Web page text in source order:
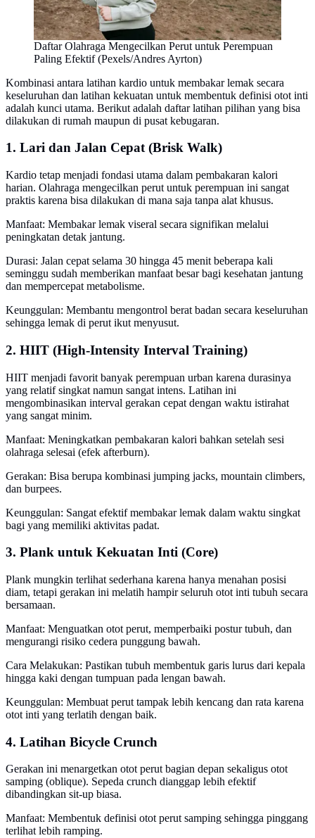
Daftar Olahraga Mengecilkan Perut untuk Perempuan
Paling Efektif (Pexels/Andres Ayrton)
Kombinasi antara latihan kardio untuk membakar lemak secara
keseluruhan dan latihan kekuatan untuk membentuk definisi otot inti
adalah kunci utama. Berikut adalah daftar latihan pilihan yang bisa
dilakukan di rumah maupun di pusat kebugaran.
1. Lari dan Jalan Cepat (Brisk Walk)
Kardio tetap menjadi fondasi utama dalam pembakaran kalori
harian. Olahraga mengecilkan perut untuk perempuan ini sangat
praktis karena bisa dilakukan di mana saja tanpa alat khusus.
Manfaat: Membakar lemak viseral secara signifikan melalui
peningkatan detak jantung.
Durasi: Jalan cepat selama 30 hingga 45 menit beberapa kali
seminggu sudah memberikan manfaat besar bagi kesehatan jantung
dan mempercepat metabolisme.
Keunggulan: Membantu mengontrol berat badan secara keseluruhan
sehingga lemak di perut ikut menyusut.
2. HIIT (High-Intensity Interval Training)
HIIT menjadi favorit banyak perempuan urban karena durasinya
yang relatif singkat namun sangat intens. Latihan ini
mengombinasikan interval gerakan cepat dengan waktu istirahat
yang sangat minim.
Manfaat: Meningkatkan pembakaran kalori bahkan setelah sesi
olahraga selesai (efek afterburn).
Gerakan: Bisa berupa kombinasi jumping jacks, mountain climbers,
dan burpees.
Keunggulan: Sangat efektif membakar lemak dalam waktu singkat
bagi yang memiliki aktivitas padat.
3. Plank untuk Kekuatan Inti (Core)
Plank mungkin terlihat sederhana karena hanya menahan posisi
diam, tetapi gerakan ini melatih hampir seluruh otot inti tubuh secara
bersamaan.
Manfaat: Menguatkan otot perut, memperbaiki postur tubuh, dan
mengurangi risiko cedera punggung bawah.
Cara Melakukan: Pastikan tubuh membentuk garis lurus dari kepala
hingga kaki dengan tumpuan pada lengan bawah.
Keunggulan: Membuat perut tampak lebih kencang dan rata karena
otot inti yang terlatih dengan baik.
4. Latihan Bicycle Crunch
Gerakan ini menargetkan otot perut bagian depan sekaligus otot
samping (oblique). Sepeda crunch dianggap lebih efektif
dibandingkan sit-up biasa.
Manfaat: Membentuk definisi otot perut samping sehingga pinggang
terlihat lebih ramping.